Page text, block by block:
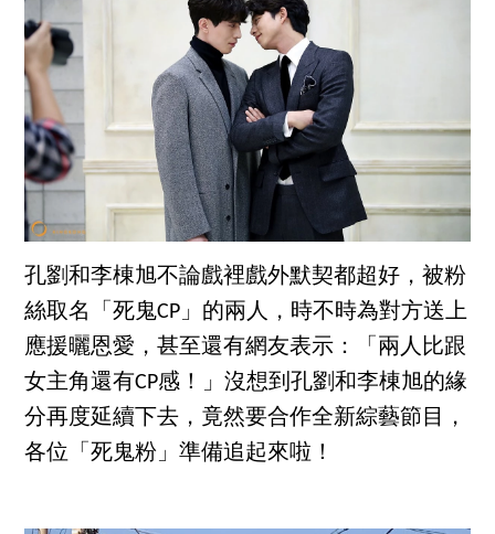
孔劉和李棟旭不論戲裡戲外默契都超好，被粉
絲取名「死鬼CP」的兩人，時不時為對方送上
應援曬恩愛，甚至還有網友表示：「兩人比跟
女主角還有CP感！」沒想到孔劉和李棟旭的緣
分再度延續下去，竟然要合作全新綜藝節目，
各位「死鬼粉」準備追起來啦！